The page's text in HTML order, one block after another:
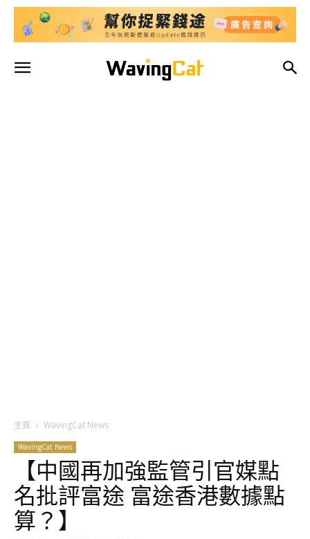
主頁 WavingCat News
WavingCat News
【中國再加強監管引官媒點
名批評富途 富途香港數據點
算？】